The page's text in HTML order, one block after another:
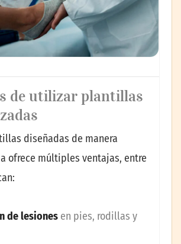
de utilizar plantillas
diseñadas de manera
ofrece múltiples ventajas, entre
de lesiones en pies, rodillas y